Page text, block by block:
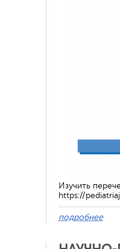
Изучить
https://
подробнее